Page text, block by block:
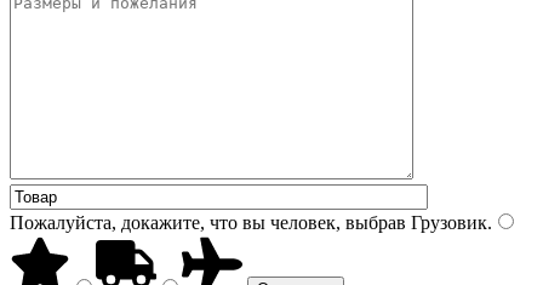
Пожалуйста, докажите, что вы человек, выбрав Грузовик.